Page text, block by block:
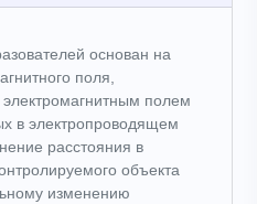
основан на
поля,
полем
в электропроводящем
расстояния в
объекта
изменению